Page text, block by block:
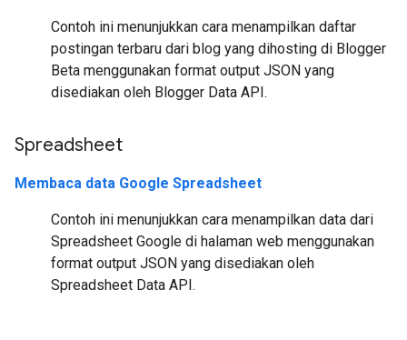
Contoh ini menunjukkan cara menampilkan daftar
postingan terbaru dari blog yang dihosting di Blogger
Beta menggunakan format output JSON yang
disediakan oleh Blogger Data API.
Spreadsheet
Membaca data Google Spreadsheet
Contoh ini menunjukkan cara menampilkan data dari
Spreadsheet Google di halaman web menggunakan
format output JSON yang disediakan oleh
Spreadsheet Data API.